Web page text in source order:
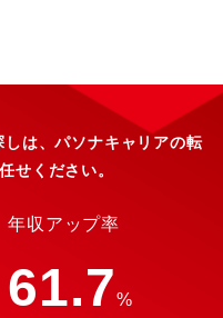
の変動あり）■時短勤務制
は、パソナキャリアの転
せください。
年収アップ率
61.7%